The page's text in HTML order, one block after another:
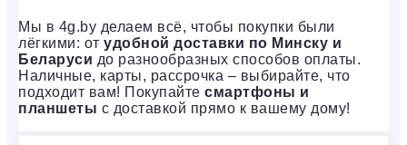
Мы в 4g.by делаем всё, чтобы покупки были
лёгкими: от удобной доставки по Минску и
Беларуси до разнообразных способов оплаты.
Наличные, карты, рассрочка – выбирайте, что
подходит вам! Покупайте смартфоны и
планшеты с доставкой прямо к вашему дому!